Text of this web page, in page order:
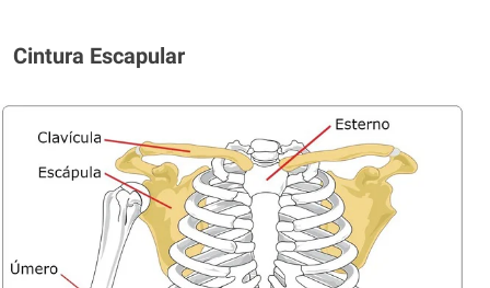
Cintura Escapular